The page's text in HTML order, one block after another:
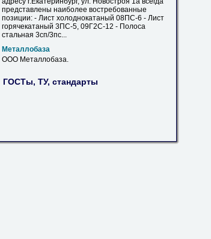
представлены наиболее востребованные
позиции: - Лист холоднокатаный 08ПС-6 - Лист
горячекатаный 3ПС-5, 09Г2С-12 - Полоса
стальная 3сп/3пс...
Металлобаза
ООО Металлобаза.
ГОСТы, ТУ, стандарты